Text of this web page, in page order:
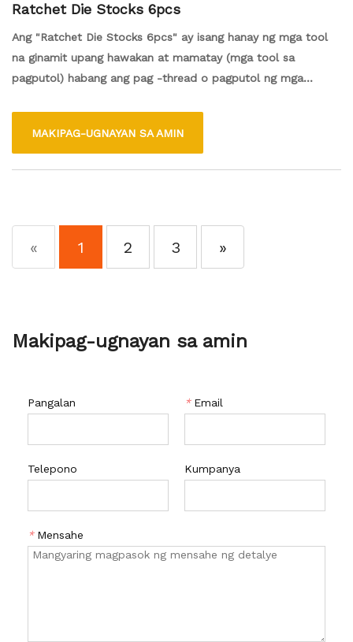
Ratchet Die Stocks 6pcs
Ang "Ratchet Die Stocks 6pcs" ay isang hanay ng mga tool
na ginamit upang hawakan at mamatay (mga tool sa
pagputol) habang ang pag -thread o pagputol ng mga
ratcheting na aksyon, na nagpapahintulot sa mas madali at
MAKIPAG-UGNAYAN SA AMIN
« 1 2 3 »
Makipag-ugnayan sa amin
Pangalan * Email
Telepono Kumpanya
* Mensahe